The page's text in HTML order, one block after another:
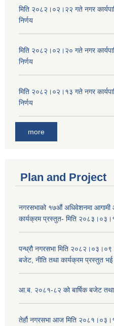
मिति २०८२।०२।२२ गते नगर
निर्णय
मिति २०८२।०२।२० गते नगर
निर्णय
मिति २०८२।०२।१३ गते नगर
निर्णय
more
Plan and Project
नगरसभाको १७औं अधिवेशनमा
कार्यक्रम प्रस्तुत- मिति
पन्ध्रौ नगरसभा मिति
बजेट, नीति तथा कार्यक्रम प्रस्तुत
आ.ब. २०८१-८२ को बार्षिक बजेट तथा
तेर्हौ नगरसभा आज मिति